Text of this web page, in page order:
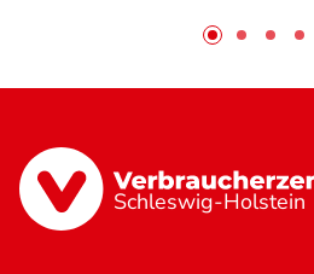
Schleswig-Holstein